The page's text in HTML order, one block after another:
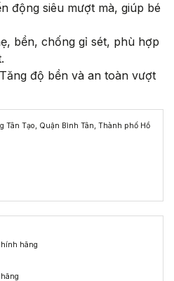
động siêu mượt mà, giúp bé
bền, chống gỉ sét, phù hợp
độ bền và an toàn vượt
Tân Tạo, Quận Bình Tân, Thành phố Hồ
hãng